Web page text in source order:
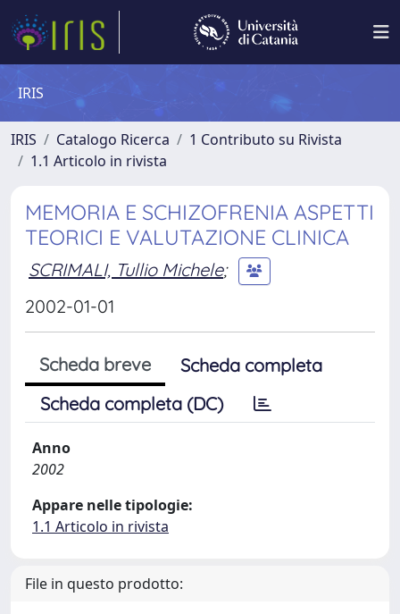
IRIS
IRIS Catalogo Ricerca
1 Contributo su Rivista
1.1 Articolo in rivista
MEMORIA E SCHIZOFRENIA ASPETTI
TEORICI E VALUTAZIONE CLINICA
SCRIMALI, Tullio Michele;
2002-01-01
Scheda breve
Scheda completa
Scheda completa (DC)
Anno
2002
Appare nelle tipologie:
1.1 Articolo in rivista
File in questo prodotto: